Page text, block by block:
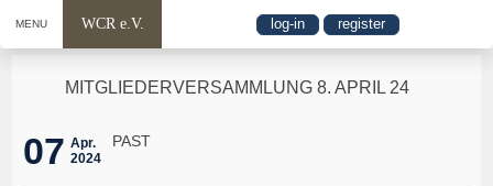
MENU WCR e.V. log-in register
MITGLIEDERVERSAMMLUNG 8. APRIL 24
07 Apr.
2024
PAST